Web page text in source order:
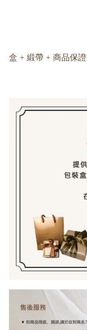
盒 + 緞帶 + 商品保